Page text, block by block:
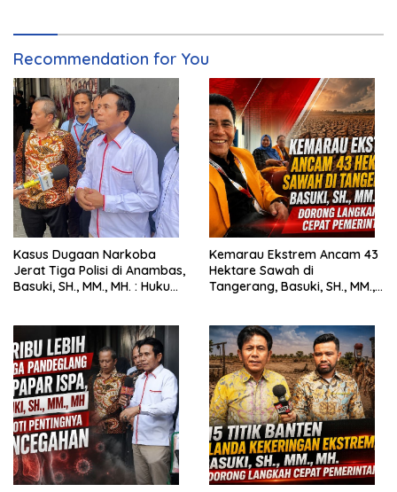
Recommendation for You
Kasus Dugaan Narkoba
Jerat Tiga Polisi di Anambas,
Basuki, SH., MM., MH. : Hukum
Kemarau Ekstrem Ancam 43
Hektare Sawah di
Tangerang, Basuki, SH., MM.,